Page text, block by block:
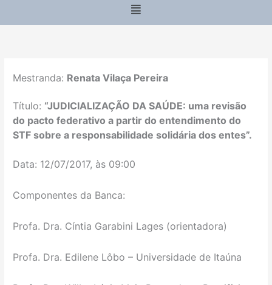
Menu
Mestranda: Renata Vilaça Pereira
Título: “JUDICIALIZAÇÃO DA SAÚDE: uma revisão
do pacto federativo a partir do entendimento do
STF sobre a responsabilidade solidária dos entes”.
Data: 12/07/2017, às 09:00
Componentes da Banca:
Profa. Dra. Cíntia Garabini Lages (orientadora)
Profa. Dra. Edilene Lôbo – Universidade de Itaúna